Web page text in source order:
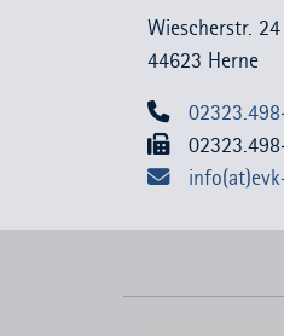
Wiescherstr. 24
44623 Herne